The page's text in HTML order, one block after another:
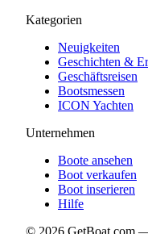
Kategorien
Neuigkeiten
Geschichten &
Geschäftsreisen
Bootsmessen
ICON Yachten
Unternehmen
Boote ansehen
Boot verkaufen
Boot inserieren
Hilfe
© 2026 GetBoat.com